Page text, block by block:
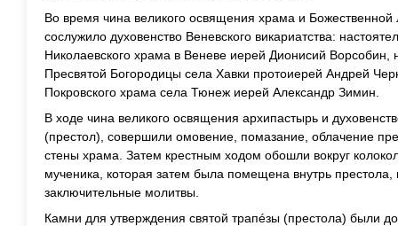
Во время чина великого освящения храма и Божественной
сослужило духовенство Веневского викариатства:
Николаевского храма в Веневе иерей Дионисий Ворсобин,
Пресвятой Богородицы села Хавки протоиерей Андрей
Покровского храма села Тюнеж иерей Александр Зимин.
В ходе чина великого освящения архипастырь и
(престол), совершили омовение, помазание, облачение
стены храма. Затем крестным ходом обошли вокруг
мученика, которая затем была помещена внутрь
заключительные молитвы.
Камни для утверждения святой трапéзы (престола) были